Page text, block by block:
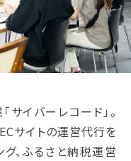
イバーレコード」。
サイトの運営代行を
、ふるさと納税運営